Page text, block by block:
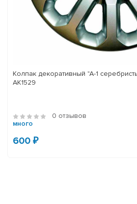
Колпак декоративный "А-1 серебристый" (пруж.) 15" артикул
АК1529
0 отзывов
много
600 ₽